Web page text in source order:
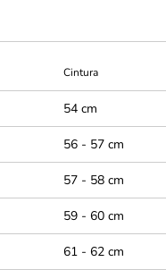
Cintura
54 cm
56 - 57 cm
57 - 58 cm
59 - 60 cm
61 - 62 cm